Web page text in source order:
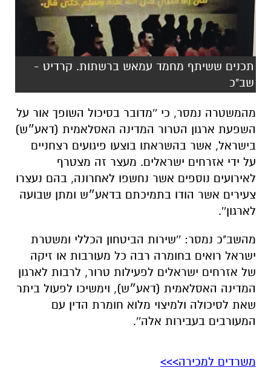
תכנים ששיתף מחמד עמאש ברשתות. קרדיט -
שב"כ
מהמשטרה נמסר, כי ''מדובר בסיכול השופך אור על
השפעת ארגון הטרור המדינה האסלאמית (דאע״ש)
בישראל, אשר בהשראתו בוצעו פיגועים רצחניים
על ידי אזרחים ישראלים. מעצר זה מצטרף
לאירועים נוספים אשר נחשפו לאחרונה, בהם נעצרו
צעירים אשר הודו בתמיכתם בדאע״ש ומתן שבועה
לארגון''.
מהשב"כ נמסר: ''שירות הביטחון הכללי ומשטרת
ישראל רואים בחומרה רבה כל מעורבות או זיקה
של אזרחים ישראלים לפעילות טרור, לרבות לארגון
המדינה האסלאמית (דאע״ש), וימשיכו לפעול ביתר
שאת לסיכולה ולמיצוי מלוא חומרת הדין עם
המעורבים בעבירות אלה''.
משרדים למכירה>>>